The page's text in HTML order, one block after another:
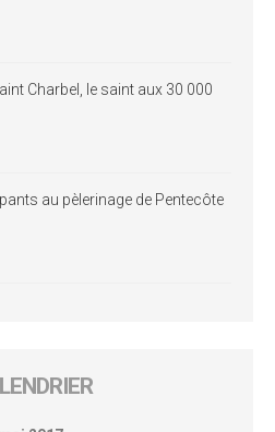
Charbel, le saint aux 30 000
au pèlerinage de Pentecôte